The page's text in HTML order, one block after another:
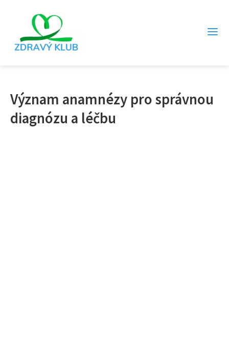
Význam anamnézy pro správnou
diagnózu a léčbu